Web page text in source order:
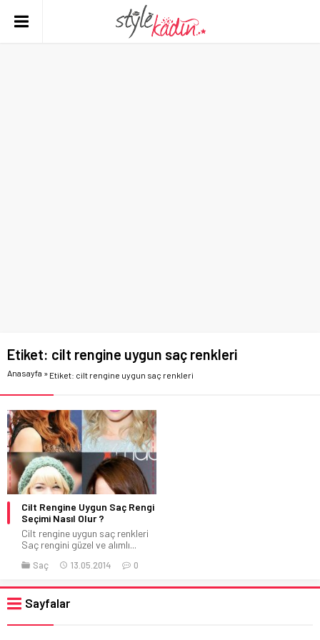
Etiket: cilt rengine uygun saç renkleri
Anasayfa » Etiket: cilt rengine uygun saç renkleri
Cilt Rengine Uygun Saç Rengi
Seçimi Nasıl Olur ?
Cilt rengine uygun saç renkleri
Saç rengini güzel ve alımlı...
Saç 13.05.2014 0
Sayfalar